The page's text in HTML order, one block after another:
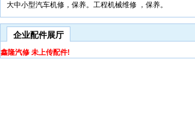
大中小型汽车机修，保养。工程机械维修 ，保养。
企业配件展厅
鑫隆汽修 未上传配件!